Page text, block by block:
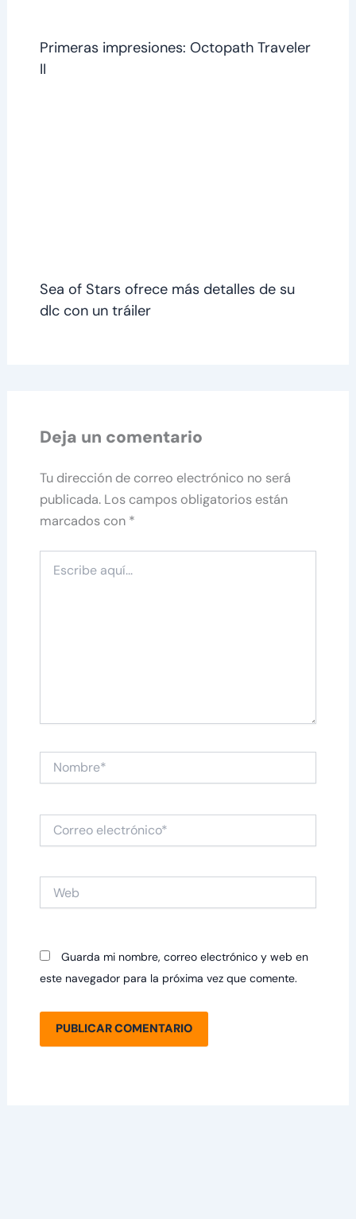
Primeras impresiones: Octopath Traveler
II
Sea of Stars ofrece más detalles de su
dlc con un tráiler
Deja un comentario
Tu dirección de correo electrónico no será
publicada. Los campos obligatorios están
marcados con *
aquí...
Nombre*
electrónico*
Guarda mi nombre, correo electrónico y web en
este navegador para la próxima vez que comente.